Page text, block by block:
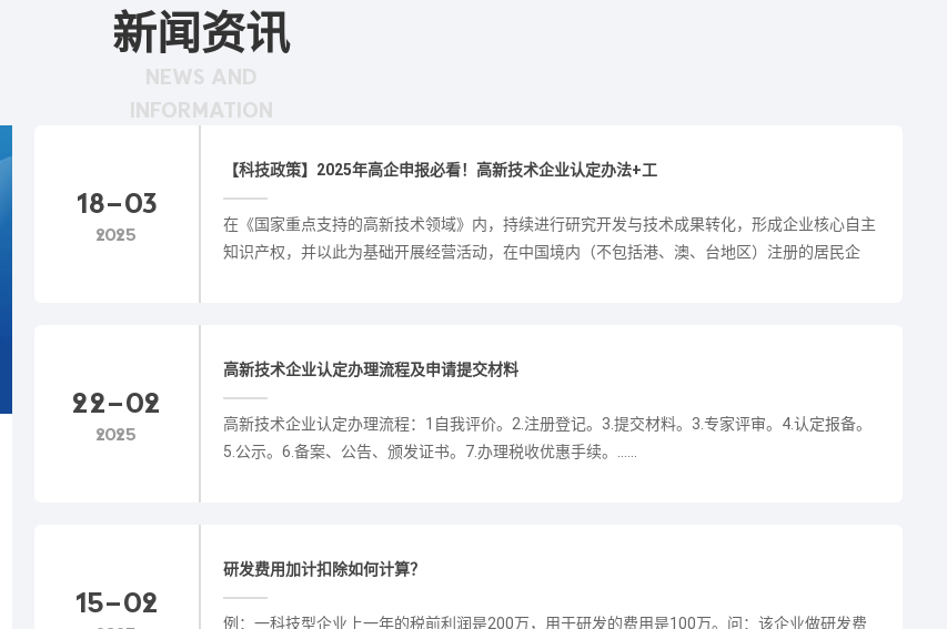
新闻资讯
NEWS AND
INFORMATION
18-03
2025
【科技政策】2025年高企申报必看！高新技术企业认定办法+工
在《国家重点支持的高新技术领域》内，持续进行研究开发与技术成果转化，形成企业核心自主
知识产权，并以此为基础开展经营活动，在中国境内（不包括港、澳、台地区）注册的居民企
22-02
2025
高新技术企业认定办理流程及申请提交材料
高新技术企业认定办理流程：1自我评价。2.注册登记。3.提交材料。3.专家评审。4.认定报备。
5.公示。6.备案、公告、颁发证书。7.办理税收优惠手续。......
15-02
研发费用加计扣除如何计算？
例：一科技型企业上一年的税前利润是200万，用于研发的费用是100万。问：该企业做研发费